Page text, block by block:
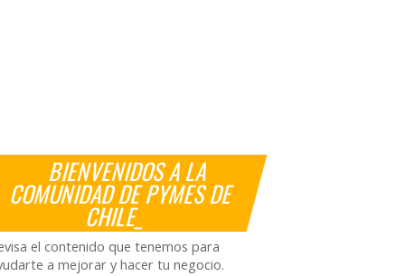
BIENVENIDOS A LA
COMUNIDAD DE PYMES DE
CHILE_
el contenido que tenemos para
a mejorar y hacer tu negocio.